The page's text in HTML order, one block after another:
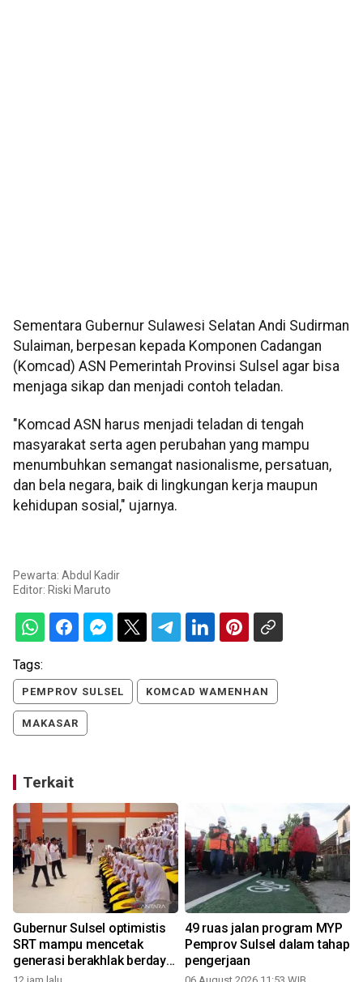
Sementara Gubernur Sulawesi Selatan Andi Sudirman
Sulaiman, berpesan kepada Komponen Cadangan
(Komcad) ASN Pemerintah Provinsi Sulsel agar bisa
menjaga sikap dan menjadi contoh teladan.
"Komcad ASN harus menjadi teladan di tengah
masyarakat serta agen perubahan yang mampu
menumbuhkan semangat nasionalisme, persatuan,
dan bela negara, baik di lingkungan kerja maupun
kehidupan sosial," ujarnya.
Pewarta: Abdul Kadir
Editor: Riski Maruto
Tags:
PEMPROV SULSEL KOMCAD WAMENHAN
MAKASAR
Terkait
Gubernur Sulsel optimistis
SRT mampu mencetak
generasi berakhlak berdaya
saing
49 ruas jalan program MYP
Pemprov Sulsel dalam tahap
pengerjaan